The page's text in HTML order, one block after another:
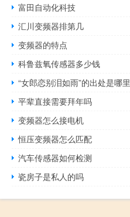
富田自动化科技
汇川变频器排第几
变频器的特点
科鲁兹氧传感器多少钱
“女郎恋别泪如雨”的出处是哪里
平辈直接需要拜年吗
变频器怎么接电机
恒压变频器怎么匹配
汽车传感器如何检测
瓷房子是私人的吗